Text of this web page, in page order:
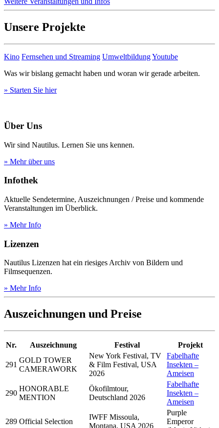
Unsere Projekte
Kino Fernsehen und Streaming UmweltbildungYoutube
Was wir bislang gemacht haben und woran wir gerade arbeiten.
» Starten Sie hier
Über Uns
Wir sind Nautilus. Lernen Sie uns kennen.
» Mehr über uns
Infothek
Aktuelle Sendetermine, Auszeichnungen / Preise und kommende
Veranstaltungen im Überblick.
» Mehr Info
Lizenzen
Nautilus Lizenzen hat ein riesiges Archiv von Bildern und
Filmsequenzen.
» Mehr Info
Auszeichnungen und Preise
Nr. Auszeichnung Festival Projekt
291
GOLD TOWER
CAMERAWORK
New York Festival, TV
& Film Festival, USA
2026
Fabelhafte
Insekten –
Ameisen
290
HONORABLE
MENTION
Ökofilmtour,
Deutschland 2026
Fabelhafte
Insekten –
Ameisen
289 Official Selection
IWFF Missoula,
Montana, USA 2026
Purple
Emperor